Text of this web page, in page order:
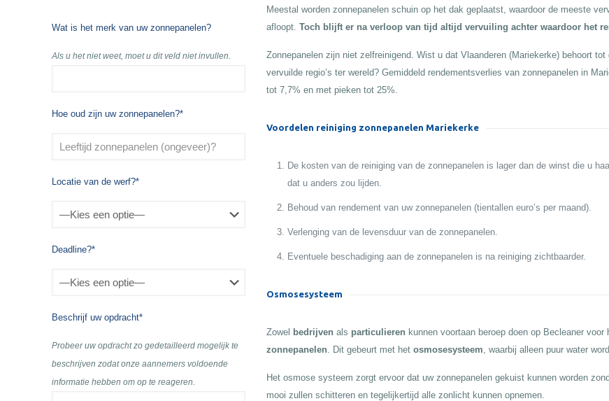
Wat is het merk van uw zonnepanelen?
Als u het niet weet, moet u dit veld niet invullen.
Hoe oud zijn uw zonnepanelen?*
Locatie van de werf?*
Deadline?*
Beschrijf uw opdracht*
Probeer uw opdracht zo gedetailleerd mogelijk te
beschrijven zodat onze aannemers voldoende
informatie hebben om op te reageren.
Meestal worden zonnepanelen schuin op het dak geplaatst, waardoor de meeste
afloopt. Toch blijft er na verloop van tijd altijd vervuiling achter waardoor het
Zonnepanelen zijn niet zelfreinigend. Wist u dat Vlaanderen (Mariekerke) behoort
vervuilde regio’s ter wereld? Gemiddeld rendementsverlies van zonnepanelen in
tot 7,7% en met pieken tot 25%.
Voordelen reiniging zonnepanelen Mariekerke
De kosten van de reiniging van de zonnepanelen is lager dan de winst die u
dat u anders zou lijden.
Behoud van rendement van uw zonnepanelen (tientallen euro’s per maand).
Verlenging van de levensduur van de zonnepanelen.
Eventuele beschadiging aan de zonnepanelen is na reiniging zichtbaarder.
Osmosesysteem
Zowel bedrijven als particulieren kunnen voortaan beroep doen op Becleaner voor
zonnepanelen. Dit gebeurt met het osmosesysteem, waarbij alleen puur water
Het osmose systeem zorgt ervoor dat uw zonnepanelen gekuist kunnen worden
mooi zullen schitteren en tegelijkertijd alle zonlicht kunnen opnemen.